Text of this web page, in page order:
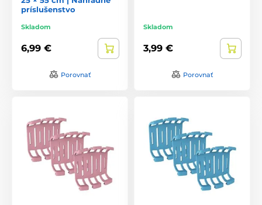
príslušenstvo
Skladom
6,99 €
Porovnať
Skladom
3,99 €
Porovnať